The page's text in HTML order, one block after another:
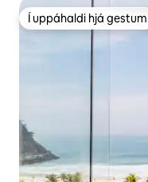
Í uppáhaldi hjá gestum
Í uppáhaldi hjá gestum